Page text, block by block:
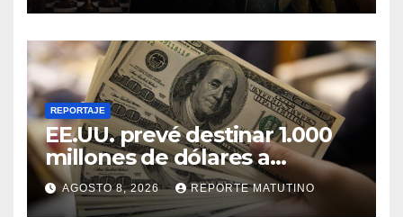
REPORTAJE
EE.UU. prevé destinar 1.000
millones de dólares a
Colombia para un paquete
de seguridad
AGOSTO 8, 2026 REPORTE MATUTINO